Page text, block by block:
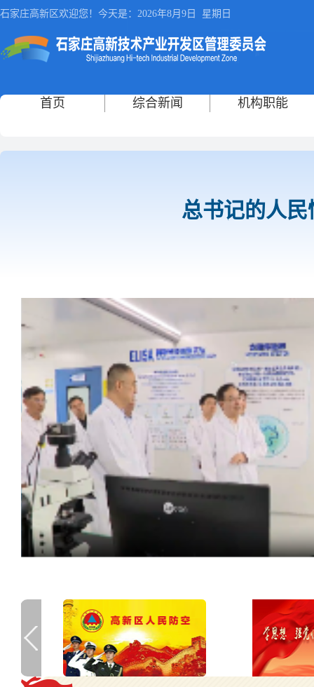
石家庄高新区欢迎您！今天是：2026年8月9日 星期日
首页 综合新闻 机构职能
总书记的人